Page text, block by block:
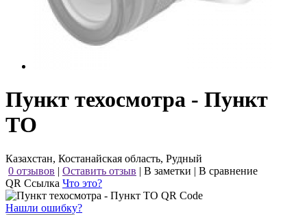
Пункт техосмотра - Пункт
ТО
Казахстан, Костанайская область, Рудный
0 отзывов | Оставить отзыв | В заметки | В сравнение
QR Ссылка Что это?
Нашли ошибку?